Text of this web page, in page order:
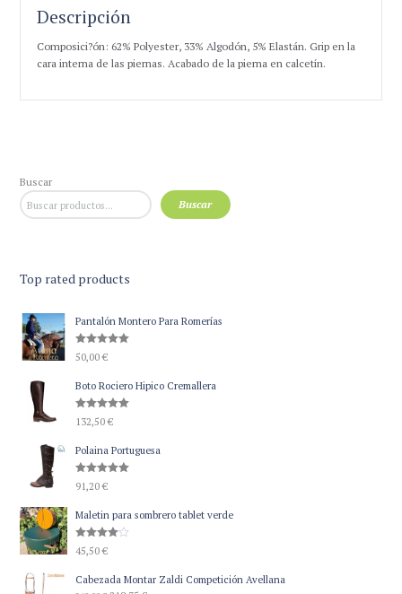
Descripción
Composici?ón: 62% Polyester, 33% Algodón, 5% Elastán. Grip en la
cara interna de las piernas. Acabado de la pierna en calcetín.
Buscar
Buscar
Top rated products
Pantalón Montero Para Romerías
Valorado
con5.00
50,00€
Boto Rociero Hipico Cremallera
Valorado
con5.00
132,50€
Polaina Portuguesa
Valorado
con5.00
91,20€
Maletin para sombrero tablet verde
Valorado
con4.00
45,50€
Cabezada Montar Zaldi Competición Avellana